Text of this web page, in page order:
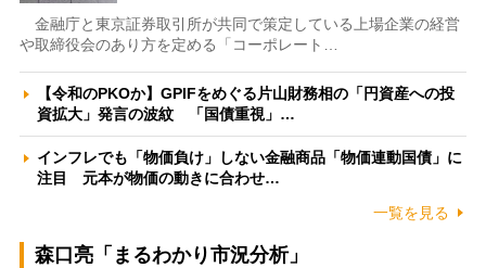
金融庁と東京証券取引所が共同で策定している上場企業の経営
や取締役会のあり方を定める「コーポレート…
【令和のPKOか】GPIFをめぐる片山財務相の「円資産への投
資拡大」発言の波紋 「国債重視」…
インフレでも「物価負け」しない金融商品「物価連動国債」に
注目 元本が物価の動きに合わせ…
一覧を見る
森口亮「まるわかり市況分析」